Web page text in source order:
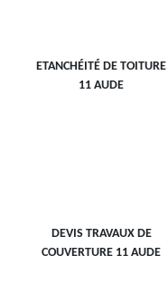
ETANCHÉITÉ DE TOITURE
11 AUDE
DEVIS TRAVAUX DE
COUVERTURE 11 AUDE